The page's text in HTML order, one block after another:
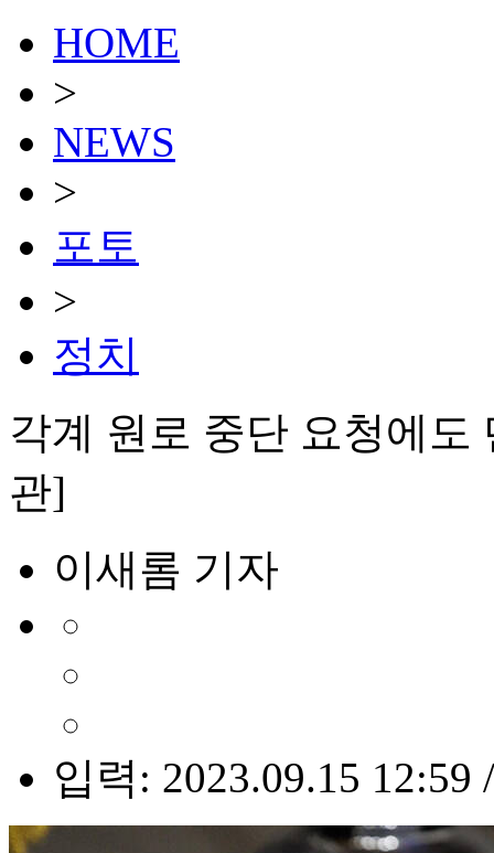
HOME
>
NEWS
>
포토
>
정치
각계 원로 중단 요청에도
관]
이새롬 기자
입력: 2023.09.15 12:59